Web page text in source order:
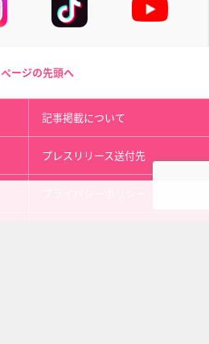
ページの先頭へ
記事掲載について
プレスリリース送付先